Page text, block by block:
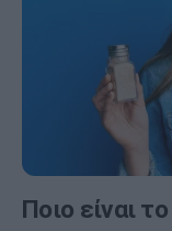
Ποιο είναι